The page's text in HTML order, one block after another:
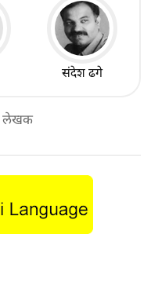
संदेश ढगे
लेखक